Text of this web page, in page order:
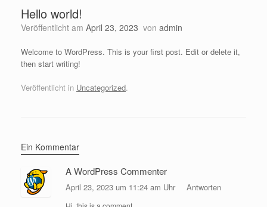
Hello world!
Veröffentlicht am April 23, 2023 von admin
Welcome to WordPress. This is your first post. Edit or delete it,
then start writing!
Veröffentlicht in Uncategorized.
Ein Kommentar
A WordPress Commenter
April 23, 2023 um 11:24 am Uhr Antworten